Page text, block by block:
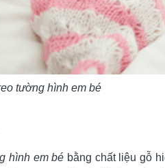
tường hình em bé
hình em bé bằng chất liệu gỗ